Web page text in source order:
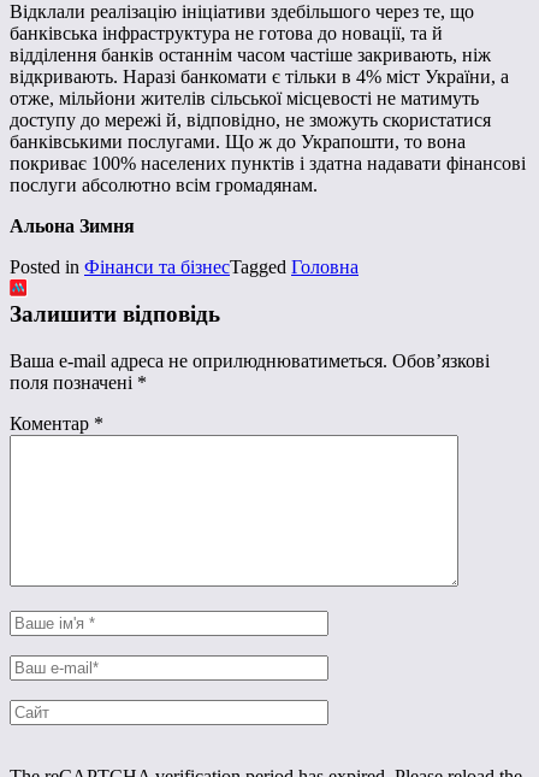
Відклали реалізацію ініціативи здебільшого через те, що
банківська інфраструктура не готова до новації, та й
відділення банків останнім часом частіше закривають, ніж
відкривають. Наразі банкомати є тільки в 4% міст України, а
отже, мільйони жителів сільської місцевості не матимуть
доступу до мережі й, відповідно, не зможуть скористатися
банківськими послугами. Що ж до Украпошти, то вона
покриває 100% населених пунктів і здатна надавати фінансові
послуги абсолютно всім громадянам.
Альона Зимня
Posted in Фінанси та бізнесTagged Головна
Залишити відповідь
Ваша e-mail адреса не оприлюднюватиметься. Обов’язкові
поля позначені *
Коментар *